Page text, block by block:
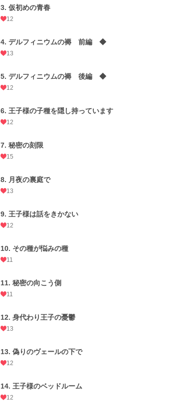
3. 仮初めの青春
12
4. デルフィニウムの褥 前編 ◆
13
5. デルフィニウムの褥 後編 ◆
12
6. 王子様の子種を隠し持っています
12
7. 秘密の刻限
15
8. 月夜の裏庭で
13
9. 王子様は話をきかない
12
10. その種が悩みの種
11
11. 秘密の向こう側
11
12. 身代わり王子の憂鬱
13
13. 偽りのヴェールの下で
12
14. 王子様のベッドルーム
12